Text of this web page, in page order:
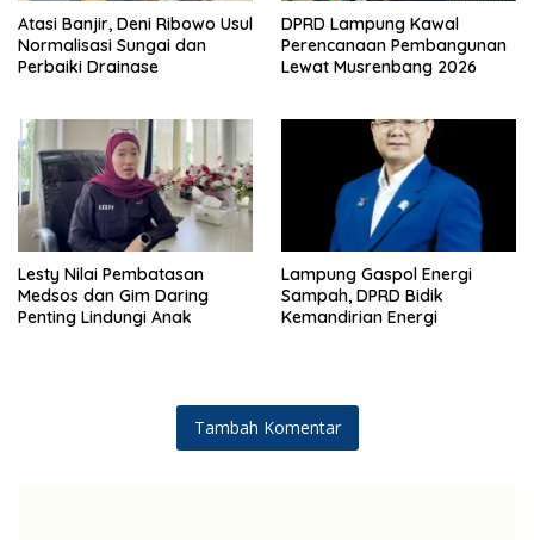
Atasi Banjir, Deni Ribowo Usul
Normalisasi Sungai dan
Perbaiki Drainase
DPRD Lampung Kawal
Perencanaan Pembangunan
Lewat Musrenbang 2026
Lesty Nilai Pembatasan
Medsos dan Gim Daring
Penting Lindungi Anak
Lampung Gaspol Energi
Sampah, DPRD Bidik
Kemandirian Energi
Tambah Komentar